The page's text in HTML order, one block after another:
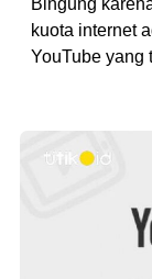
kuota internet
YouTube